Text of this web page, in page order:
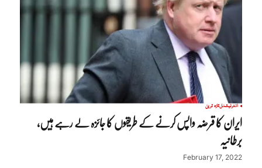
انٹرنیشنلتازہ ترین
ایران کا قرضہ واپس کرنے کے طریقوں کا جائزہ لے رہے ہیں،
برطانیہ
February 17, 2022